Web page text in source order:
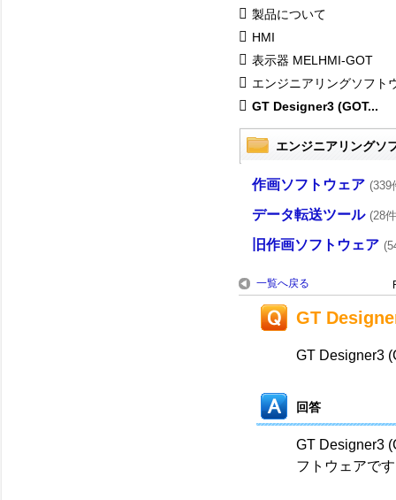
製品について
HMI
表示器 MELHMI-GOT
エンジニアリングソフト
GT Designer3 (GOT...
エンジニアリングソ
作画ソフトウェア (339
データ転送ツール (28
旧作画ソフトウェア
一覧へ戻る
GT
GT Designer3
回答
GT Designer3
フトウェアで